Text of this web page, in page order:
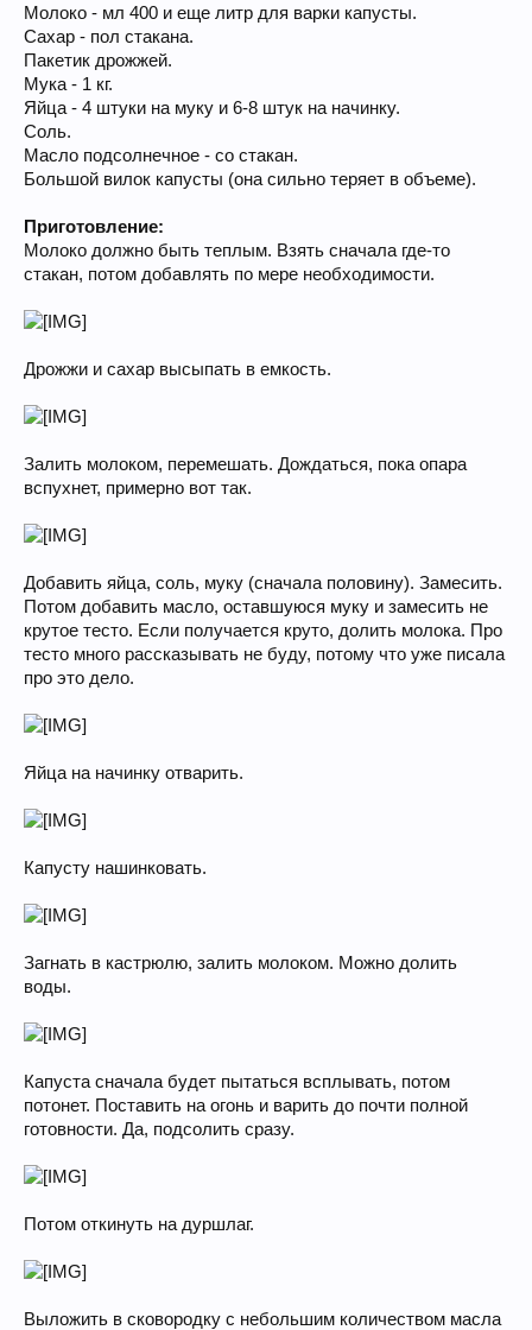
Молоко - мл 400 и еще литр для варки капусты.
Сахар - пол стакана.
Пакетик дрожжей.
Мука - 1 кг.
Яйца - 4 штуки на муку и 6-8 штук на начинку.
Соль.
Масло подсолнечное - со стакан.
Большой вилок капусты (она сильно теряет в объеме).
Приготовление:
Молоко должно быть теплым. Взять сначала где-то
стакан, потом добавлять по мере необходимости.
Дрожжи и сахар высыпать в емкость.
Залить молоком, перемешать. Дождаться, пока опара
вспухнет, примерно вот так.
Добавить яйца, соль, муку (сначала половину). Замесить.
Потом добавить масло, оставшуюся муку и замесить не
крутое тесто. Если получается круто, долить молока. Про
тесто много рассказывать не буду, потому что уже писала
про это дело.
Яйца на начинку отварить.
Капусту нашинковать.
Загнать в кастрюлю, залить молоком. Можно долить
воды.
Капуста сначала будет пытаться всплывать, потом
потонет. Поставить на огонь и варить до почти полной
готовности. Да, подсолить сразу.
Потом откинуть на дуршлаг.
Выложить в сковородку с небольшим количеством масла